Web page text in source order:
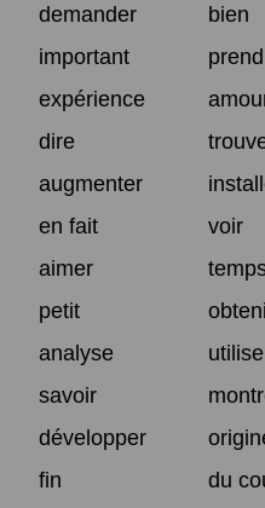
demander
bien
important
expérience
dire
augmenter
en fait
voir
aimer
petit
analyse
savoir
développer
fin
du